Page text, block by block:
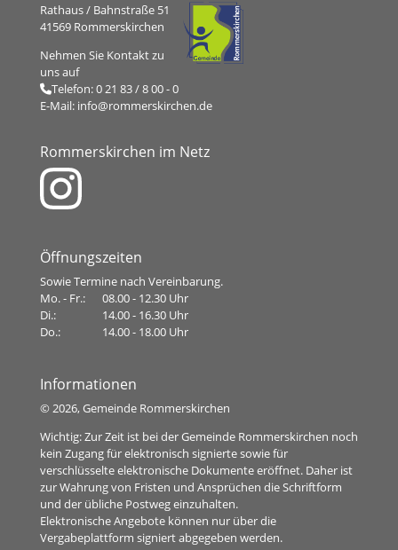
Rathaus / Bahnstraße 51
41569 Rommerskirchen
Nehmen Sie Kontakt zu
uns auf
Telefon:0 21 83 / 8 00 - 0
E-Mail: info@rommerskirchen.de
Rommerskirchen im Netz
Öffnungszeiten
Sowie Termine nach Vereinbarung.
Mo. - Fr.:
08.00 - 12.30 Uhr
Di.:
14.00 - 16.30 Uhr
Do.:
14.00 - 18.00 Uhr
Informationen
© 2026, Gemeinde Rommerskirchen
Wichtig: Zur Zeit ist bei der Gemeinde Rommerskirchen noch
kein Zugang für elektronisch signierte sowie für
verschlüsselte elektronische Dokumente eröffnet. Daher ist
zur Wahrung von Fristen und Ansprüchen die Schriftform
und der übliche Postweg einzuhalten.
Elektronische Angebote können nur über die
Vergabeplattform signiert abgegeben werden.